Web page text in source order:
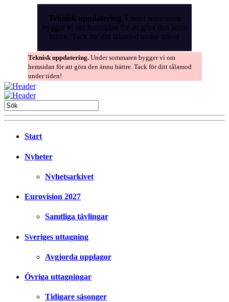
Teknisk uppdatering. Under sommaren
bygger vi om hemsidan för att göra den ännu
bättre. Tack för ditt tålamod under tiden!
Teknisk uppdatering. Under sommaren bygger vi om
hemsidan för att göra den ännu bättre. Tack för ditt tålamod
under tiden!
Start
Nyheter
Nyhetsarkivet
Eurovision 2027
Samtliga tävlingar
Sveriges uttagning
Avgjorda upplagor
Övriga uttagningar
Tidigare säsonger